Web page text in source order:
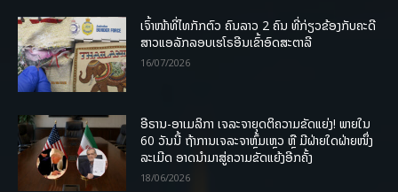
ເຈົ້າໜ້າທີ່ໄທກັກຕົວ ຄົນລາວ 2 ຄົນ ທີ່ກ່ຽວຂ້ອງກັບຄະດີ
ສາວແອລັກລອບເຮໂຣອີນເຂົ້າອົດສະຕາລີ
16/07/2026
ອີຣານ-ອາເມລິກາ ເຈລະຈາຍຸດຕິຄວາມຂັດແຍ່ງ! ພາຍໃນ
60 ວັນນີ້ ຖ້າການເຈລະຈາຫຼົ້ມເຫຼວ ຫຼື ມີຝ່າຍໃດຝ່າຍໜຶ່ງ
ລະເມີດ ອາດນໍາມາສູ່ຄວາມຂັດແຍ້ງອີກຄັ້ງ
18/06/2026